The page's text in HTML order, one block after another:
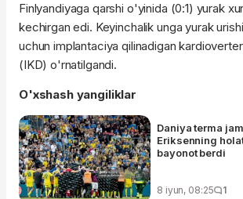
Finlyandiyaga qarshi o'yinida (0:1) yurak
kechirgan edi. Keyinchalik unga yurak
uchun implantaciya qilinadigan
(IKD) o'rnatilgandi.
O'xshash yangiliklar
Daniya terma
Eriksenning
bayonot berdi
8 iyun, 08:25 1